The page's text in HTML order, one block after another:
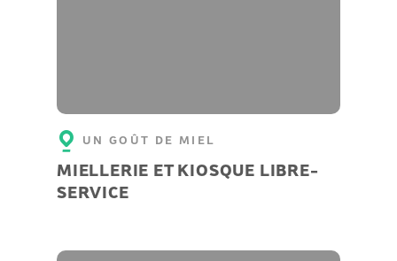
UN GOÛT DE MIEL
MIELLERIE ET KIOSQUE LIBRE-
SERVICE